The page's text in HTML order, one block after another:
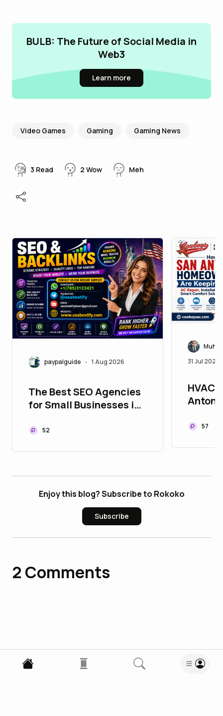
BULB: The Future of Social Media in
Web3
Learn more
Video Games Gaming Gaming News
3 Read 2 Wow Meh
paypalguide • 1 Aug 2026
The Best SEO Agencies
for Small Businesses in
52
31 Jul 2026
HVAC
Repair
57
Enjoy this blog? Subscribe to Rokoko
Subscribe
2 Comments